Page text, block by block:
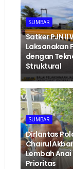
SUMBAR
‎Satker PJN II
Laksanakan
dengan
Struktural ‎
SUMBAR
Dirlantas
Chairul
Lembah
Prioritas